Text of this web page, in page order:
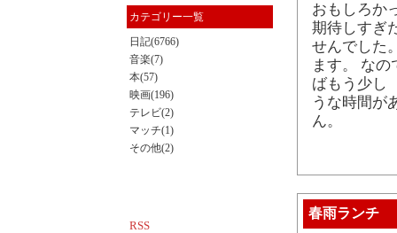
カテゴリー一覧
日記(6766)
音楽(7)
本(57)
映画(196)
テレビ(2)
マッチ(1)
その他(2)
RSS
おもしろか
期待しすぎ
せんでした
ます。 な
ばもう少し
うな時間が
ん。
春雨ランチ